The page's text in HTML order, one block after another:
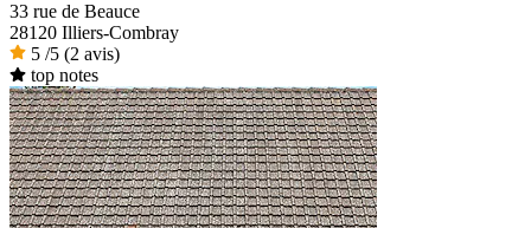
33 rue de Beauce
28120 Illiers-Combray
5 /5 (2 avis)
top notes